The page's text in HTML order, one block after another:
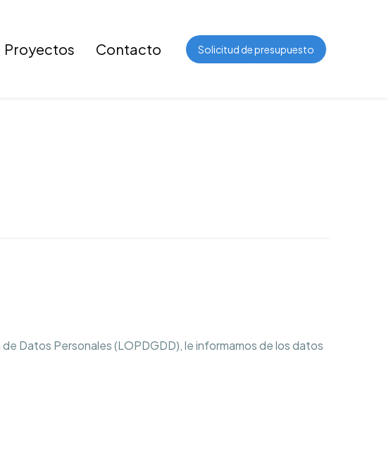
Proyectos Contacto Solicitud de presupuesto
Datos Personales (LOPDGDD), le informamos de los datos